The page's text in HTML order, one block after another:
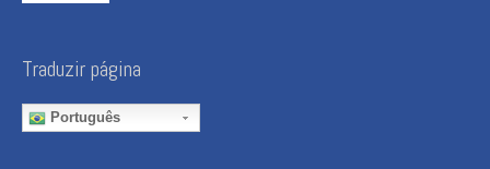
Traduzir página
Português